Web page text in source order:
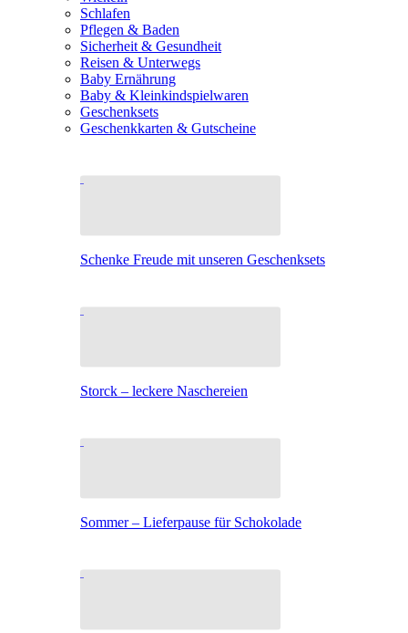
Schlafen
Pflegen & Baden
Sicherheit & Gesundheit
Reisen & Unterwegs
Baby Ernährung
Baby & Kleinkindspielwaren
Geschenksets
Geschenkkarten & Gutscheine
Schenke Freude mit unseren Geschenksets
Storck – leckere Naschereien
Sommer – Lieferpause für Schokolade